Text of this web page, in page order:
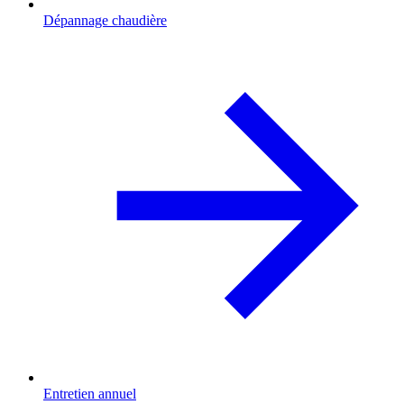
Dépannage chaudière
Entretien annuel